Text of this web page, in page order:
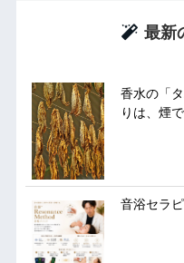
最新
香水の「
りは、煙
音浴セラ